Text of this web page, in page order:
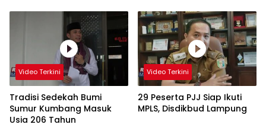
Video Terkini
Tradisi Sedekah Bumi
Sumur Kumbang Masuk
Usia 206 Tahun
Video Terkini
29 Peserta PJJ Siap Ikuti
MPLS, Disdikbud Lampung